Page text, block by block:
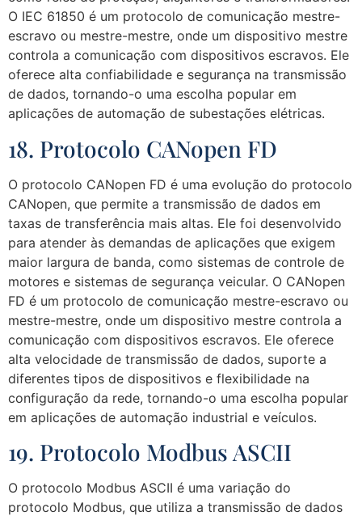
O IEC 61850 é um protocolo de comunicação mestre-
escravo ou mestre-mestre, onde um dispositivo mestre
controla a comunicação com dispositivos escravos. Ele
oferece alta confiabilidade e segurança na transmissão
de dados, tornando-o uma escolha popular em
aplicações de automação de subestações elétricas.
18. Protocolo CANopen FD
O protocolo CANopen FD é uma evolução do protocolo
CANopen, que permite a transmissão de dados em
taxas de transferência mais altas. Ele foi desenvolvido
para atender às demandas de aplicações que exigem
maior largura de banda, como sistemas de controle de
motores e sistemas de segurança veicular. O CANopen
FD é um protocolo de comunicação mestre-escravo ou
mestre-mestre, onde um dispositivo mestre controla a
comunicação com dispositivos escravos. Ele oferece
alta velocidade de transmissão de dados, suporte a
diferentes tipos de dispositivos e flexibilidade na
configuração da rede, tornando-o uma escolha popular
em aplicações de automação industrial e veículos.
19. Protocolo Modbus ASCII
O protocolo Modbus ASCII é uma variação do
protocolo Modbus, que utiliza a transmissão de dados